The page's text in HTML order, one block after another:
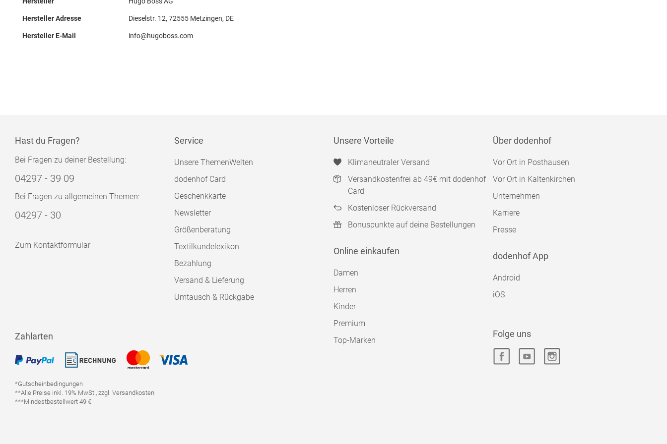
Hersteller Adresse Dieselstr. 12, 72555 Metzingen, DE
Hersteller E-Mail info@hugoboss.com
Hast du Fragen?
Bei Fragen zu deiner Bestellung:
04297 - 39 09
Bei Fragen zu allgemeinen Themen:
04297 - 30
Zum Kontaktformular
Service
Unsere ThemenWelten
dodenhof Card
Geschenkkarte
Newsletter
Größenberatung
Textilkundelexikon
Bezahlung
Versand & Lieferung
Umtausch & Rückgabe
Unsere Vorteile
Klimaneutraler Versand
Versandkostenfrei ab 49€ mit dodenhof
Card
Kostenloser Rückversand
Bonuspunkte auf deine Bestellungen
Online einkaufen
Damen
Herren
Kinder
Premium
Top-Marken
Über dodenhof
Vor Ort in Posthausen
Vor Ort in Kaltenkirchen
Unternehmen
Karriere
Presse
dodenhof App
Android
iOS
Zahlarten
*Gutscheinbedingungen
**Alle Preise inkl. 19% MwSt., zzgl. Versandkosten
***Mindestbestellwert 49 €
Folge uns